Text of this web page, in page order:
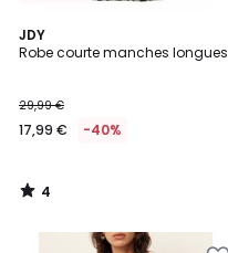
JDY
Robe courte manches longues
29,99 €
17,99 € -40%
4
/
4
/